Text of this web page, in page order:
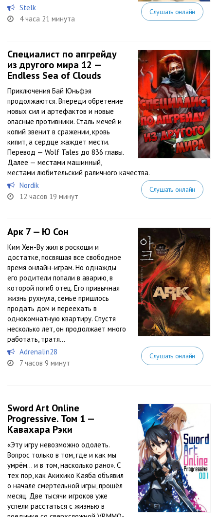
Stelk
4 часа 21 минута
Слушать онлайн
Специалист по апгрейду
из другого мира 12 —
Endless Sea of Clouds
Приключения Бай Юньфэя
продолжаются. Впереди обретение
новых сил и артефактов и новые
опасные противники. Сталь мечей и
копий звенит в сражении, кровь
кипит, а сердце жаждет мести.
Перевод — Wolf Tales до 836 главы.
Далее — местами машинный,
местами любительский раличного качества.
Nordik
12 часов 19 минут
Слушать онлайн
Арк 7 — Ю Сон
Ким Хен-Ву жил в роскоши и
достатке, посвящая все свободное
время онлайн-играм. Но однажды
его родители попали в аварию, в
которой погиб отец. Его привычная
жизнь рухнула, семье пришлось
продать дом и переехать в
однокомнатную квартиру. Спустя
несколько лет, он продолжает много
работать, тратя...
Adrenalin28
7 часов 9 минут
Слушать онлайн
Sword Art Online
Progressive. Том 1 —
Кавахара Рэки
«Эту игру невозможно одолеть.
Вопрос только в том, где и как мы
умрём… и в том, насколько рано». С
тех пор, как Акихико Каяба объявил
о начале смертельной игры, прошёл
месяц. Две тысячи игроков уже
успели расстаться с жизнью в